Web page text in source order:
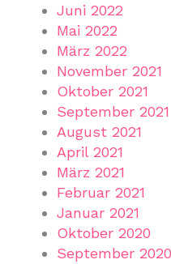
Juni 2022
Mai 2022
März 2022
November 2021
Oktober 2021
September 2021
August 2021
April 2021
März 2021
Februar 2021
Januar 2021
Oktober 2020
September 2020